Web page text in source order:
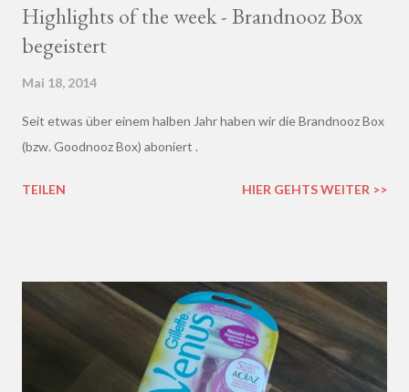
Highlights of the week - Brandnooz Box
begeistert
Mai 18, 2014
Seit etwas über einem halben Jahr haben wir die Brandnooz Box
(bzw. Goodnooz Box) aboniert .
TEILEN HIER GEHTS WEITER >>